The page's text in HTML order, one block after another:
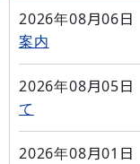
2026年08月06日
案内
2026年08月05日
て
2026年08月01日